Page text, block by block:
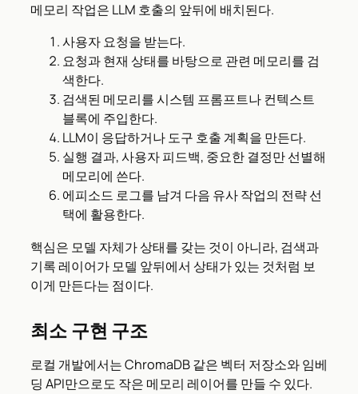
메모리 작업은 LLM 호출의 앞뒤에 배치된다.
사용자 요청을 받는다.
요청과 현재 상태를 바탕으로 관련 메모리를 검
색한다.
검색된 메모리를 시스템 프롬프트나 컨텍스트
블록에 주입한다.
LLM이 응답하거나 도구 호출 계획을 만든다.
실행 결과, 사용자 피드백, 중요한 결정만 선별해
메모리에 쓴다.
에피소드 로그를 남겨 다음 유사 작업의 전략 선
택에 활용한다.
핵심은 모델 자체가 상태를 갖는 것이 아니라, 검색과
기록 레이어가 모델 앞뒤에서 상태가 있는 것처럼 보
이게 만든다는 점이다.
최소 구현 구조
로컬 개발에서는 ChromaDB 같은 벡터 저장소와 임베
딩 API만으로도 작은 메모리 레이어를 만들 수 있다.